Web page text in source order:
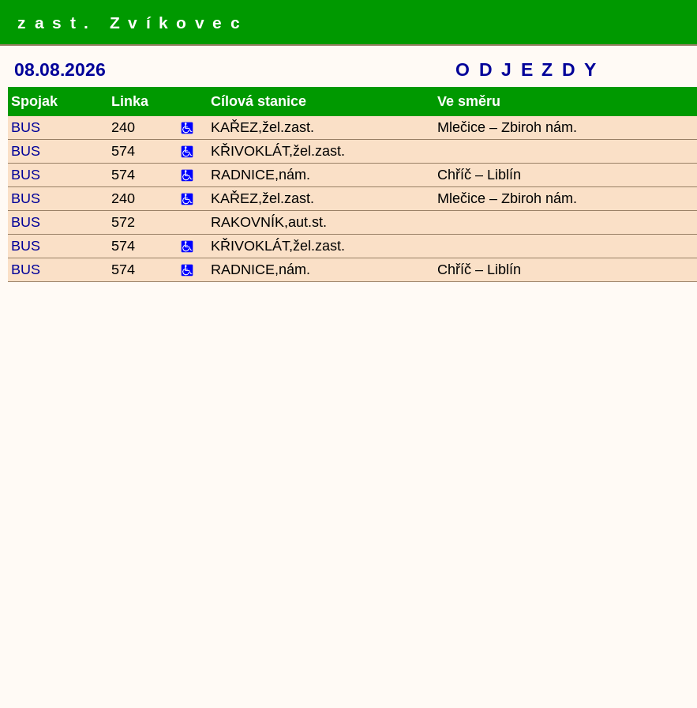
zast. Zvíkovec
08.08.2026 ODJEZDY
Spojak Linka Cílová stanice Ve směru
BUS
240 KAŘEZ,žel.zast. Mlečice – Zbiroh nám.
BUS
574 KŘIVOKLÁT,žel.zast.
BUS
574 RADNICE,nám. Chříč – Liblín
BUS
240 KAŘEZ,žel.zast. Mlečice – Zbiroh nám.
BUS
572 RAKOVNÍK,aut.st.
BUS
574 KŘIVOKLÁT,žel.zast.
BUS
574 RADNICE,nám. Chříč – Liblín